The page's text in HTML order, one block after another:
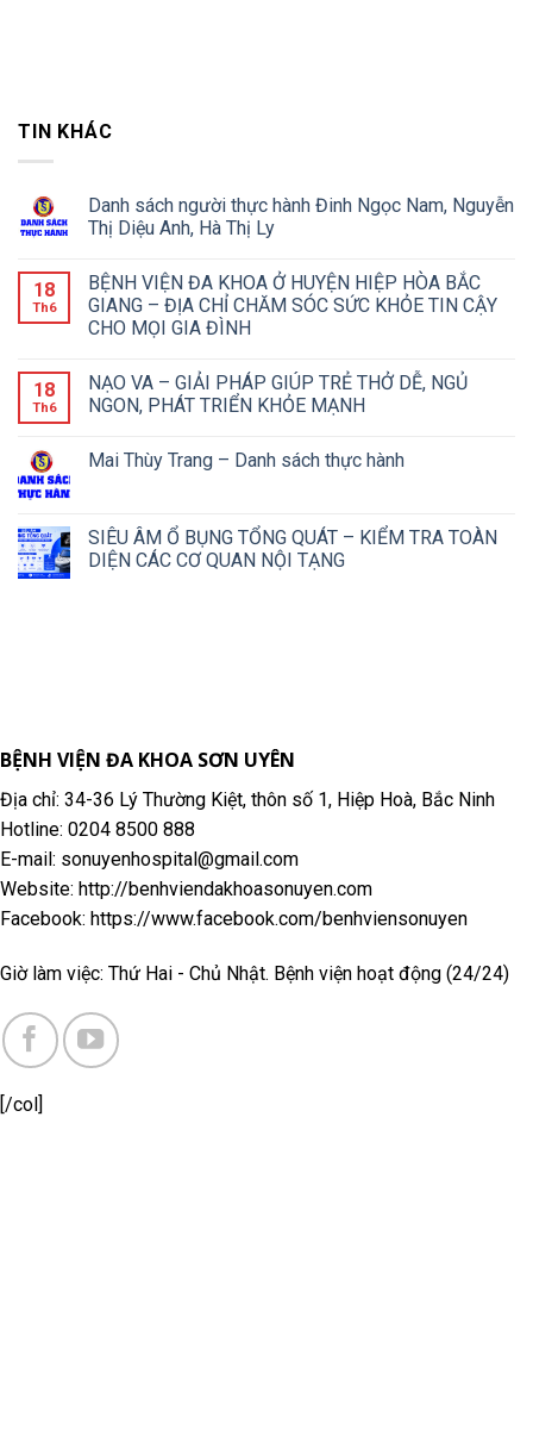
TIN KHÁC
Danh sách người thực hành Đinh Ngọc Nam, Nguyễn
Thị Diệu Anh, Hà Thị Ly
18
Th6
BỆNH VIỆN ĐA KHOA Ở HUYỆN HIỆP HÒA BẮC
GIANG – ĐỊA CHỈ CHĂM SÓC SỨC KHỎE TIN CẬY
CHO MỌI GIA ĐÌNH
18
Th6
NẠO VA – GIẢI PHÁP GIÚP TRẺ THỞ DỄ, NGỦ
NGON, PHÁT TRIỂN KHỎE MẠNH
Mai Thùy Trang – Danh sách thực hành
SIÊU ÂM Ổ BỤNG TỔNG QUÁT – KIỂM TRA TOÀN
DIỆN CÁC CƠ QUAN NỘI TẠNG
BỆNH VIỆN ĐA KHOA SƠN UYÊN
Địa chỉ: 34-36 Lý Thường Kiệt, thôn số 1, Hiệp Hoà, Bắc Ninh
Hotline: 0204 8500 888
E-mail: sonuyenhospital@gmail.com
Website: http://benhviendakhoasonuyen.com
Facebook: https://www.facebook.com/benhviensonuyen
Giờ làm việc: Thứ Hai - Chủ Nhật. Bệnh viện hoạt động (24/24)
[/col]